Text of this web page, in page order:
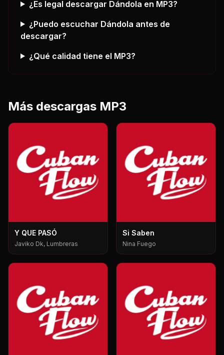
¿Es legal descargar Dándola en MP3?
¿Puedo escuchar Dándola antes de
descargar?
¿Qué calidad tiene el MP3?
Más descargas MP3
Y QUE PASÓ
Javiko Dk, Lumbreras
Si Saben
Nina Fuego